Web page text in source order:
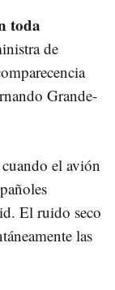
toda
de
Grande-
el avión
El ruido seco
las